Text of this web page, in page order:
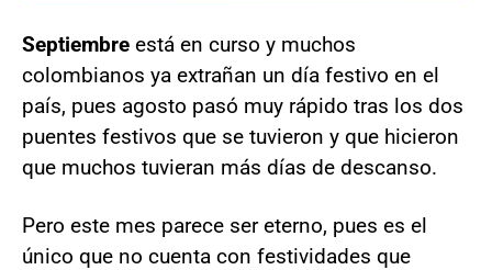
Septiembre está en curso y muchos
colombianos ya extrañan un día festivo en el
país, pues agosto pasó muy rápido tras los dos
puentes festivos que se tuvieron y que hicieron
que muchos tuvieran más días de descanso.
Pero este mes parece ser eterno, pues es el
único que no cuenta con festividades que